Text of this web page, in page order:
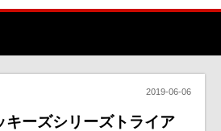
2019-06-06
キーズシリーズトライア